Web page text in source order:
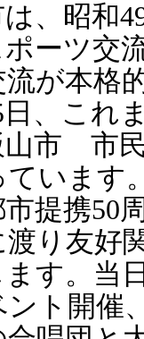
、昭和
ーツ交
が本格
日、こ
山市 市
ています
提携50
渡り友好
す。当
ト開催